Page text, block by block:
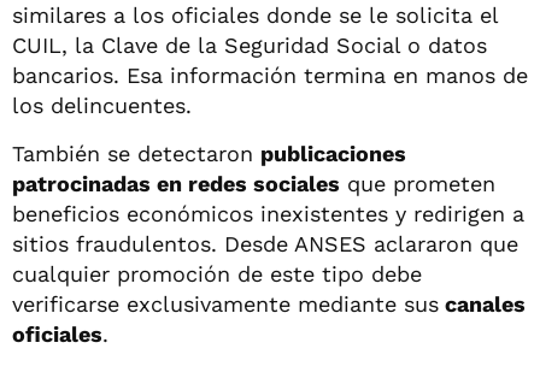
similares a los oficiales donde se le solicita el
CUIL, la Clave de la Seguridad Social o datos
bancarios. Esa información termina en manos de
los delincuentes.
También se detectaron publicaciones
patrocinadas en redes sociales que prometen
beneficios económicos inexistentes y redirigen a
sitios fraudulentos. Desde ANSES aclararon que
cualquier promoción de este tipo debe
verificarse exclusivamente mediante sus canales
oficiales.